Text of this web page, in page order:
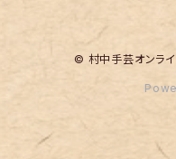
© 村中手芸オンライ